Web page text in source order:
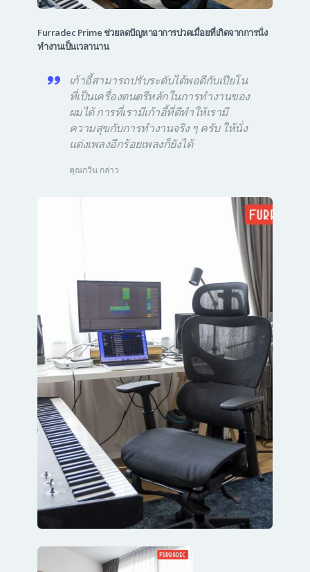
Furradec Prime ช่วยลดปัญหาอาการปวดเมื่อยที่เกิดจากการนั่ง
ทำงานเป็นเวลานาน
เก้าอี้สามารถปรับระดับได้พอดีกับเปียโน
ที่เป็นเครื่องดนตรีหลักในการทำงานของ
ผมได้ การที่เรามีเก้าอี้ที่ดีทำให้เรามี
ความสุขกับการทำงานจริง ๆ ครับ ให้นั่ง
แต่งเพลงอีกร้อยเพลงก็ยังได้
คุณกวิน กล่าว